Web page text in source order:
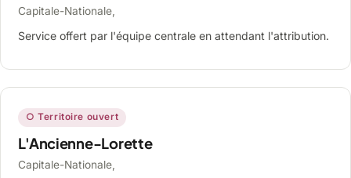
Capitale-Nationale,
Service offert par l'équipe centrale en attendant l'attribution.
○ Territoire ouvert
L'Ancienne-Lorette
Capitale-Nationale,